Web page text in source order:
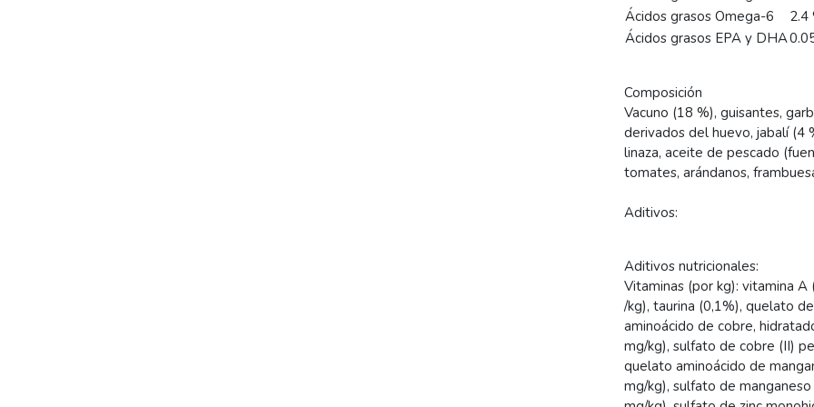
Ácidos grasos Omega-6
2.4
Ácidos grasos EPA y DHA
Composición
Vacuno (18 %), guisantes,
derivados del huevo, jabalí (4
linaza, aceite de pescado
tomates, arándanos,
Aditivos:
Aditivos nutricionales:
Vitaminas (por kg): vitamina
/kg), taurina (0,1%), quelato
aminoácido de cobre,
mg/kg), sulfato de cobre (II)
quelato aminoácido de
mg/kg), sulfato de